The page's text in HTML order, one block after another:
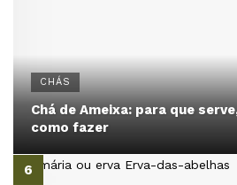
CHÁS
Chá de Ameixa: para que
como fazer